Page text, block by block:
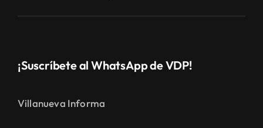
¡Suscríbete al WhatsApp de VDP!
Villanueva Informa